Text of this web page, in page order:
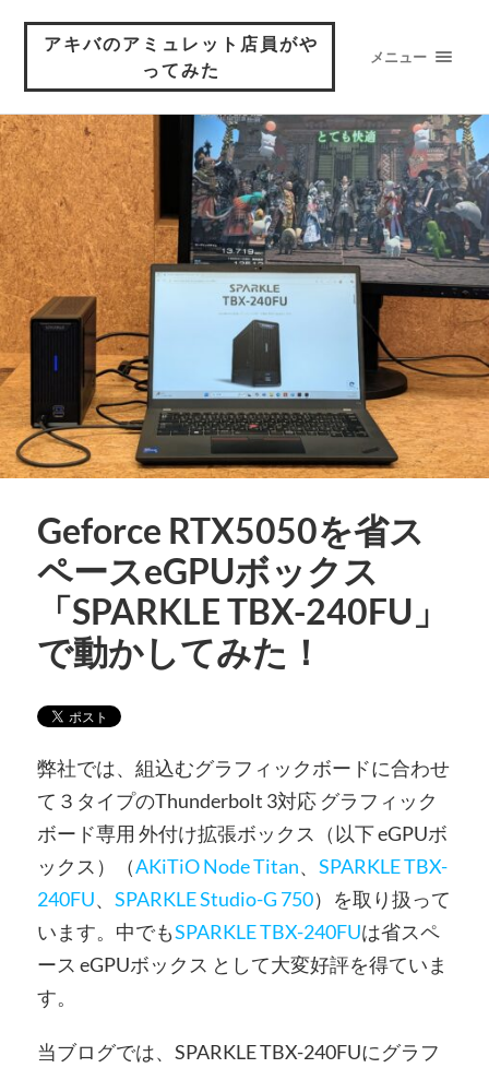
アキバのアミュレット店員がや
ってみた
メニュー
Geforce RTX5050を省ス
ペースeGPUボックス
「SPARKLE TBX-240FU」
で動かしてみた！
弊社では、組込むグラフィックボードに合わせ
て３タイプのThunderbolt 3対応 グラフィック
ボード専用 外付け拡張ボックス（以下 eGPUボ
ックス）（AKiTiO Node Titan、 SPARKLE TBX-
240FU、 SPARKLE Studio-G 750）を取り扱って
います。中でもSPARKLE TBX-240FUは省スペ
ース eGPUボックス として大変好評を得ていま
す。
当ブログでは、SPARKLE TBX-240FUにグラフ